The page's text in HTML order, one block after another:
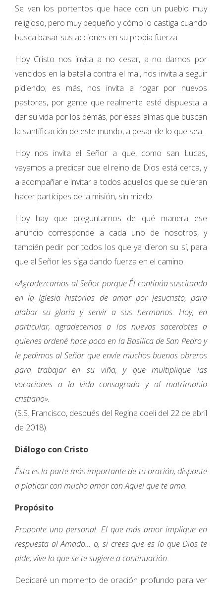
Se ven los portentos que hace con un pueblo muy
religioso, pero muy pequeño y cómo lo castiga cuando
busca basar sus acciones en su propia fuerza.
Hoy Cristo nos invita a no cesar, a no darnos por
vencidos en la batalla contra el mal, nos invita a seguir
pidiendo; es más, nos invita a rogar por nuevos
pastores, por gente que realmente esté dispuesta a
dar su vida por los demás, por esas almas que buscan
la santificación de este mundo, a pesar de lo que sea.
Hoy nos invita el Señor a que, como san Lucas,
vayamos a predicar que el reino de Dios está cerca, y
a acompañar e invitar a todos aquellos que se quieran
hacer partícipes de la misión, sin miedo.
Hoy hay que preguntarnos de qué manera ese
anuncio corresponde a cada uno de nosotros, y
también pedir por todos los que ya dieron su sí, para
que el Señor les siga dando fuerza en el camino.
«Agradezcamos al Señor porque Él continúa suscitando
en la Iglesia historias de amor por Jesucristo, para
alabar su gloria y servir a sus hermanos. Hoy, en
particular, agradecemos a los nuevos sacerdotes a
quienes ordené hace poco en la Basílica de San Pedro y
le pedimos al Señor que envíe muchos buenos obreros
para trabajar en su viña, y que multiplique las
vocaciones a la vida consagrada y al matrimonio
cristiano».
(S.S. Francisco, después del Regina coeli del 22 de abril
de 2018).
Diálogo con Cristo
Ésta es la parte más importante de tu oración, disponte
a platicar con mucho amor con Aquel que te ama.
Propósito
Proponte uno personal. El que más amor implique en
respuesta al Amado… o, si crees que es lo que Dios te
pide, vive lo que se te sugiere a continuación.
Dedicaré un momento de oración profundo para ver